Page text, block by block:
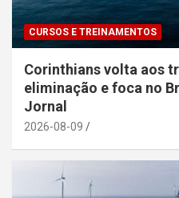
CURSOS E TREINAMENTOS
Corinthians volta aos
eliminação e foca no
Jornal
2026-08-09